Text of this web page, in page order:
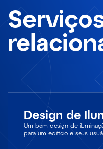
Design de
Um bom design de
para um edifício e seus